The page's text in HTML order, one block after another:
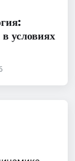
условиях